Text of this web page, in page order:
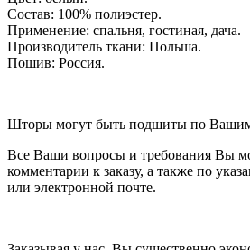
Состав: 100% полиэстер.
Применение: спальня, гостиная, дача.
Производитель ткани: Польша.
Пошив: Россия.
Шторы могут быть подшиты по
Все Ваши вопросы и требования Вы
комментарии к заказу, а также по
или электронной почте.